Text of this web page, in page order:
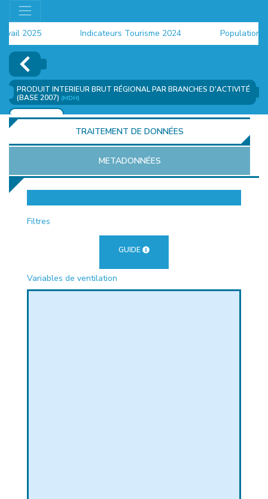
2025 Indicateurs Tourisme 2024 Population
PRODUIT INTERIEUR BRUT RÉGIONAL PAR BRANCHES D'ACTIVITÉ
(BASE 2007) (MDH)
AJOUTER
TRAITEMENT DE DONNÉES
METADONNÉES
Filtres
GUIDE
Variables de ventilation